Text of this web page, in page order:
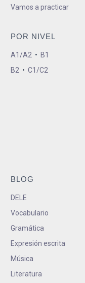
Vamos a practicar
POR NIVEL
A1/A2 • B1
B2 • C1/C2
BLOG
DELE
Vocabulario
Gramática
Expresión escrita
Música
Literatura